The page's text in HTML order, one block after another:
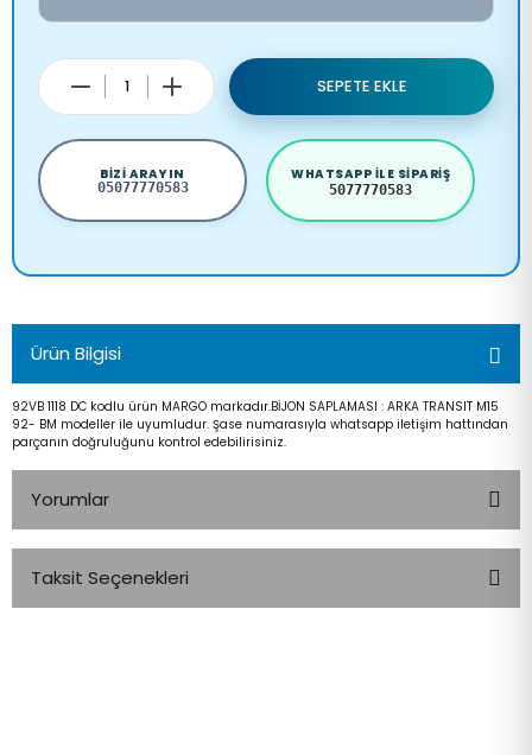
SEPETE EKLE
BIZI ARAYIN
05077770583
WHATSAPP ILE SIPARIŞ
5077770583
Ürün Bilgisi
92VB 1118 DC kodlu ürün MARGO markadır.BİJON SAPLAMASI : ARKA TRANSIT M15
92- BM modeller ile uyumludur. Şase numarasıyla whatsapp iletişim hattından
parçanın doğruluğunu kontrol edebilirisiniz.
Yorumlar
Taksit Seçenekleri